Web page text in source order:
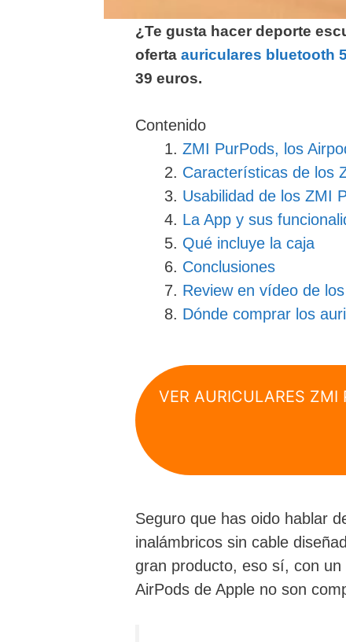
¿Te gusta hacer deporte
oferta auriculares bluetooth
39 euros.
Contenido
ZMI PurPods, los
Características de los
Usabilidad de los ZMI
La App y sus
Qué incluye la caja
Conclusiones
Review en vídeo de
Dónde comprar los
VER AURICULARES ZMI
Seguro que has oido hablar
inalámbricos sin cable
gran producto, eso sí, con
AirPods de Apple no son